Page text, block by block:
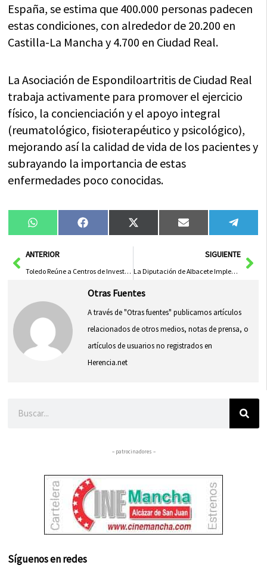
España, se estima que 400.000 personas padecen
estas condiciones, con alrededor de 20.200 en
Castilla-La Mancha y 4.700 en Ciudad Real.
La Asociación de Espondiloartritis de Ciudad Real
trabaja activamente para promover el ejercicio
físico, la concienciación y el apoyo integral
(reumatológico, fisioterapéutico y psicológico),
mejorando así la calidad de vida de los pacientes y
subrayando la importancia de estas
enfermedades poco conocidas.
Compartir
en
WhatsAppCompartir
en
FacebookCompartir
en
X
(Twitter)
Compartir
en
Email
en
AntANTERIOR
Toledo Reúne a Centros de Investigación Agraria en Reunión Anual sobre Innovación y Sostenibilidad Agrícola
SIGUIENTE
La Diputación de Albacete Implementa Inteligencia Artificial para Mejorar la Legibilidad de Documentos Históricos Municipales
Otras Fuentes
A través de "Otras fuentes" publicamos artículos
relacionados de otros medios, notas de prensa, o
artículos de usuarios no registrados en
Herencia.net
– patrocinadores –
Síguenos en redes